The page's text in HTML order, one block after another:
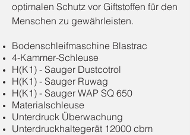
optimalen Schutz vor Giftstoffen für den
Menschen zu gewährleisten.
Bodenschleifmaschine Blastrac
4-Kammer-Schleuse
H(K1) - Sauger Dustcotrol
H(K1) - Sauger Ruwag
H(K1) - Sauger WAP SQ 650
Materialschleuse
Unterdruck Überwachung
Unterdruckhaltegerät 12000 cbm